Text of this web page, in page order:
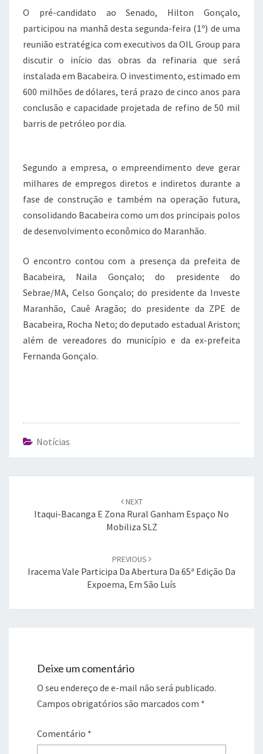
Bacabeira
c
e
b
o
o
k
it
te
r
at
s
A
p
p
e
gr
a
m
O pré-candidato ao Senado, Hilton Gonçalo,
participou na manhã desta segunda-feira (1º) de uma
reunião estratégica com executivos da OIL Group para
discutir o início das obras da refinaria que será
instalada em Bacabeira. O investimento, estimado em
600 milhões de dólares, terá prazo de cinco anos para
conclusão e capacidade projetada de refino de 50 mil
barris de petróleo por dia.
Segundo a empresa, o empreendimento deve gerar
milhares de empregos diretos e indiretos durante a
fase de construção e também na operação futura,
consolidando Bacabeira como um dos principais polos
de desenvolvimento econômico do Maranhão.
O encontro contou com a presença da prefeita de
Bacabeira, Naila Gonçalo; do presidente do
Sebrae/MA, Celso Gonçalo; do presidente da Investe
Maranhão, Cauê Aragão; do presidente da ZPE de
Bacabeira, Rocha Neto; do deputado estadual Ariston;
além de vereadores do município e da ex-prefeita
Fernanda Gonçalo.
Notícias
NEXT
Itaqui-Bacanga E Zona Rural Ganham Espaço No
Mobiliza SLZ
PREVIOUS
Iracema Vale Participa Da Abertura Da 65ª Edição Da
Expoema, Em São Luís
Deixe um comentário
O seu endereço de e-mail não será publicado.
Campos obrigatórios são marcados com *
Comentário *